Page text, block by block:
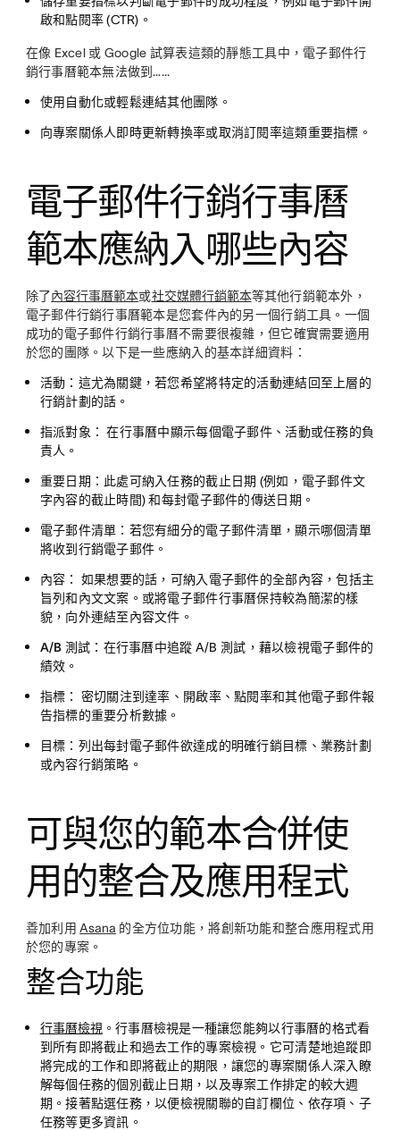
啟和點閱率 (CTR)。
在像 Excel 或 Google 試算表這類的靜態工具中，電子郵件行
銷行事曆範本無法做到…...
使用自動化或輕鬆連結其他團隊。
向專案關係人即時更新轉換率或取消訂閱率這類重要指標。
電子郵件行銷行事曆
範本應納入哪些內容
除了內容行事曆範本或社交媒體行銷範本等其他行銷範本外，
電子郵件行銷行事曆範本是您套件內的另一個行銷工具。一個
成功的電子郵件行銷行事曆不需要很複雜，但它確實需要適用
於您的團隊。以下是一些應納入的基本詳細資料：
活動： 這尤為關鍵，若您希望將特定的活動連結回至上層的
行銷計劃的話。
指派對象： 在行事曆中顯示每個電子郵件、活動或任務的負
責人。
重要日期： 此處可納入任務的截止日期 (例如，電子郵件文
字內容的截止時間) 和每封電子郵件的傳送日期。
電子郵件清單： 若您有細分的電子郵件清單，顯示哪個清單
將收到行銷電子郵件。
內容：
如果想要的話，可納入電子郵件的全部內容，包括主
旨列和內文文案。或將電子郵件行事曆保持較為簡潔的樣
貌，向外連結至內容文件。
A/B 測試： 在行事曆中追蹤 A/B 測試，藉以檢視電子郵件的
績效。
指標：
密切關注到達率、開啟率、點閱率和其他電子郵件報
告指標的重要分析數據。
目標： 列出每封電子郵件欲達成的明確行銷目標、業務計劃
或內容行銷策略。
可與您的範本合併使
用的整合及應用程式
善加利用Asana 的全方位功能，將創新功能和整合應用程式用
於您的專案。
整合功能
行事曆檢視 。行事曆檢視是一種讓您能夠以行事曆的格式看
到所有即將截止和過去工作的專案檢視。它可清楚地追蹤即
將完成的工作和即將截止的期限，讓您的專案關係人深入瞭
解每個任務的個別截止日期，以及專案工作排定的較大週
期。接著點選任務，以便檢視關聯的自訂欄位、依存項、子
任務等更多資訊。